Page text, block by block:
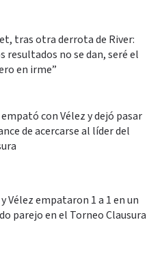
tras otra derrota de River:
resultados no se dan, seré el
en irme”
con Vélez y dejó pasar
de acercarse al líder del
Vélez empataron 1 a 1 en un
parejo en el Torneo Clausura